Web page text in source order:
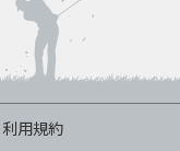
利用規約